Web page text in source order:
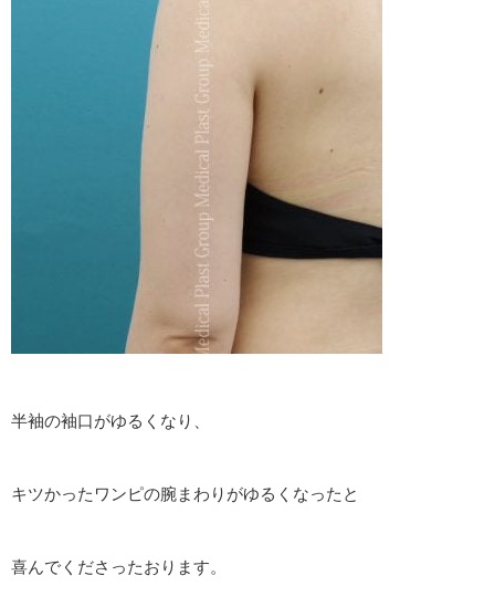
半袖の袖口がゆるくなり、
キツかったワンピの腕まわりがゆるくなったと
喜んでくださったおります。